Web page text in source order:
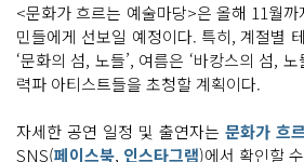
<문화가 흐르는 예술마당>은 올해 11월
민들에게 선보일 예정이다. 특히, 계절별
‘문화의 섬, 노들’, 여름은 ‘바캉스의 섬,
력파 아티스트들을 초청할 계획이다.
자세한 공연 일정 및 출연자는 문화가 흐
SNS(페이스북, 인스타그램)에서 확인할